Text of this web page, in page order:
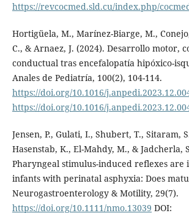
https://revcocmed.sld.cu/index.php/
Hortigüela, M., Marínez-Biarge, M.,
C., & Arnaez, J. (2024). Desarrollo motor,
conductual tras encefalopatía hipóxico-
Anales de Pediatría, 100(2), 104-114.
https://doi.org/10.1016/
https://doi.org/10.1016/
Jensen, P., Gulati, I., Shubert, T., Sitaram,
Hasenstab, K., El-Mahdy, M., & Jadcherla,
Pharyngeal stimulus-induced reflexes are
infants with perinatal asphyxia: Does
Neurogastroenterology & Motility, 29(7).
https://doi.org/10.1111/nmo.13039 DOI: